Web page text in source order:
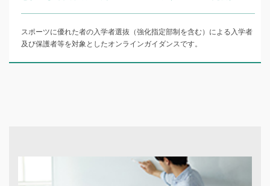
スポーツに優れた者の入学者選抜（強化指定部制を含む）による入学者
及び保護者等を対象としたオンラインガイダンスです。